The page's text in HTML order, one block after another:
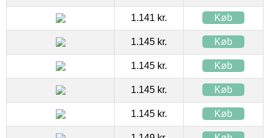
1.141 kr. Køb
1.145 kr. Køb
1.145 kr. Køb
1.145 kr. Køb
1.145 kr. Køb